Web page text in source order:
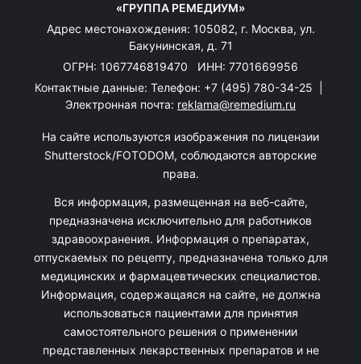
«ГРУППА РЕМЕДИУМ»
Адрес местонахождения: 105082, г. Москва, ул.
Бакунинская, д. 71
ОГРН: 1067746819470 ИНН: 7701669956
Контактные данные: Телефон: +7 (495) 780-34-25
Электронная почта: reklama@remedium.ru
На сайте используются изображения по лицензии
Shutterstock/FOTODOM, соблюдаются авторские
права.
Вся информация, размещенная на веб-сайте,
предназначена исключительно для работников
здравоохранения. Информация о препаратах,
отпускаемых по рецепту, предназначена только для
медицинских и фармацевтических специалистов.
Информация, содержащаяся на сайте, не должна
использоваться пациентами для принятия
самостоятельного решения о применении
представленных лекарственных препаратов и не